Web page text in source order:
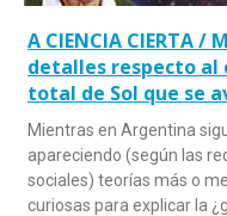
A CIENCIA CIERTA /
detalles respecto al
total de Sol que se
Mientras en Argentina
apareciendo (según las
sociales) teorías más o
curiosas para explicar la